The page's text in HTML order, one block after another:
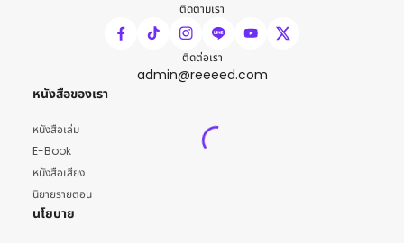
ติดตามเรา
ติดต่อเรา
admin@reeeed.com
หนังสือของเรา
หนังสือเล่ม
E-Book
หนังสือเสียง
นิยายรายตอน
นโยบาย